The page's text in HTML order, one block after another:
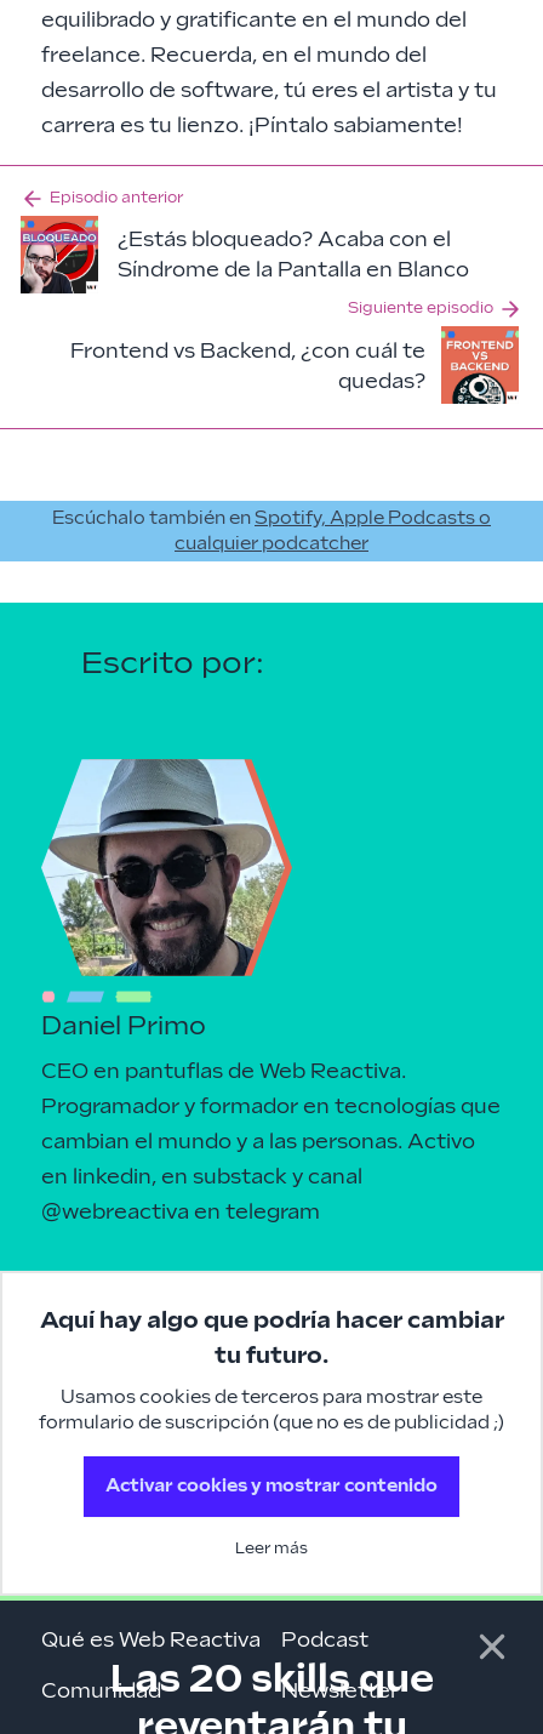
equilibrado y gratificante en el mundo del
freelance. Recuerda, en el mundo del
desarrollo de software, tú eres el artista y tu
carrera es tu lienzo. ¡Píntalo sabiamente!
Episodio anterior
¿Estás bloqueado? Acaba con el
Síndrome de la Pantalla en Blanco
Siguiente episodio
Frontend vs Backend, ¿con cuál te
quedas?
Escúchalo también en Spotify, Apple Podcasts o
cualquier podcatcher
Escrito por:
Daniel Primo
CEO en pantuflas de Web Reactiva.
Programador y formador en tecnologías que
cambian el mundo y a las personas. Activo
en linkedin, en substack y canal
@webreactiva en telegram
Aquí hay algo que podría hacer cambiar
tu futuro.
Usamos cookies de terceros para mostrar este
formulario de suscripción (que no es de publicidad ;)
Activar cookies y mostrar contenido
Leer más
Las 20 skills que
Qué es Web Reactiva
Comunidad
Podcast
Newsletter